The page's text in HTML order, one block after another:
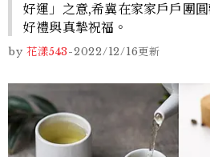
好運」之意,希冀在家家戶戶團
好禮與真摯祝福。
by 花漾543-2022/12/16更新